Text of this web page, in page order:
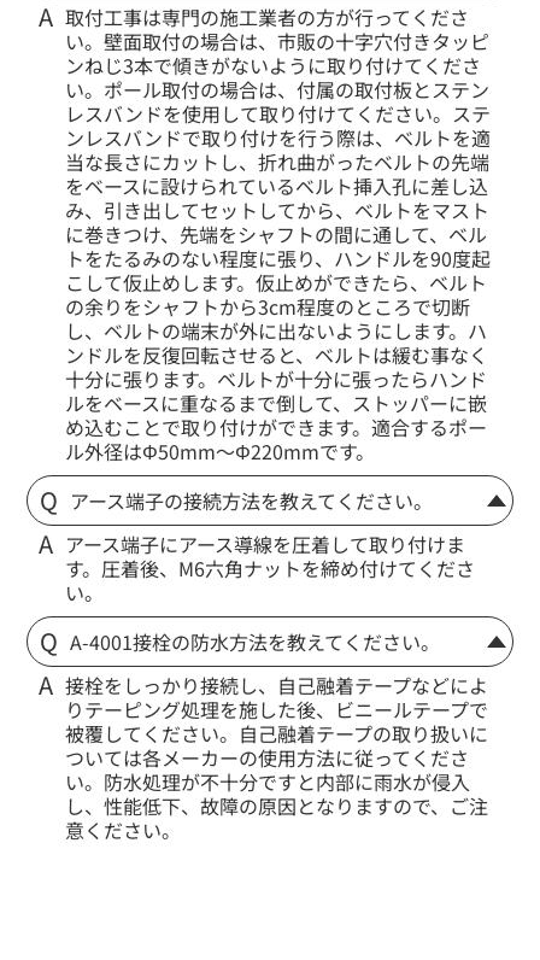
取付工事は専門の施工業者の方が行ってくださ
い。壁面取付の場合は、市販の十字穴付きタッピ
ンねじ3本で傾きがないように取り付けてくださ
い。ポール取付の場合は、付属の取付板とステン
レスバンドを使用して取り付けてください。ステ
ンレスバンドで取り付けを行う際は、ベルトを適
当な長さにカットし、折れ曲がったベルトの先端
をベースに設けられているベルト挿入孔に差し込
み、引き出してセットしてから、ベルトをマスト
に巻きつけ、先端をシャフトの間に通して、ベル
トをたるみのない程度に張り、ハンドルを90度起
こして仮止めします。仮止めができたら、ベルト
の余りをシャフトから3cm程度のところで切断
し、ベルトの端末が外に出ないようにします。ハ
ンドルを反復回転させると、ベルトは緩む事なく
十分に張ります。ベルトが十分に張ったらハンド
ルをベースに重なるまで倒して、ストッパーに嵌
め込むことで取り付けができます。適合するポー
ル外径はΦ50mm〜Φ220mmです。
アース端子の接続方法を教えてください。
アース端子にアース導線を圧着して取り付けま
す。圧着後、M6六角ナットを締め付けてくださ
い。
A-4001接栓の防水方法を教えてください。
接栓をしっかり接続し、自己融着テープなどによ
りテーピング処理を施した後、ビニールテープで
被覆してください。自己融着テープの取り扱いに
ついては各メーカーの使用方法に従ってくださ
い。防水処理が不十分ですと内部に雨水が侵入
し、性能低下、故障の原因となりますので、ご注
意ください。